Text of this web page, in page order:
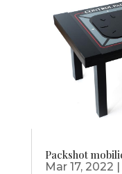
Packshot
Mar 17, 2022 |